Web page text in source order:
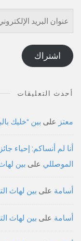
عنوان
البريد
الإلكتروني
اشتراك
أحدث التعليقات
معتز على بين “خليك
الموصللي على بين
أسامة على بين لهاث
أسامة على بين لهاث